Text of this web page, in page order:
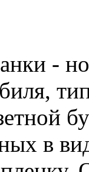
-
в